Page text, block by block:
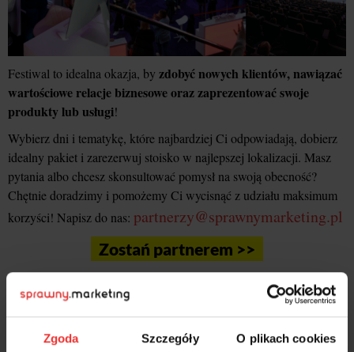
Zgoda Szczegóły O plikach cookies
Festiwal to idealna okazja, by zdobyć nowych klientów, nawiązać
wartościowe relacje biznesowe oraz zaprezentować swoje
produkty lub usługi!
Wybierz dni i tematykę, które najbardziej Ci odpowiadają, dobierz
idealny pakiet i zarezerwuj stoisko w najlepszej lokalizacji. Masz
pytania albo chcesz skonsultować pomysł na swoją obecność?
Chętnie doradzimy i pomożemy Ci wycisnąć z udziału maksimum
korzyści! Napisz do nas: partnerzy@sprawnymarketing.pl
Zostań partnerem >>
Sprawdź bonusyi wybierz bilet